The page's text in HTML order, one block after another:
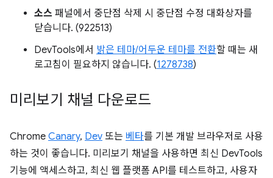
소스 패널에서 중단점 삭제 시 중단점 수정 대화상자를
닫습니다. (922513)
DevTools에서 밝은 테마/어두운 테마를 전환할 때는 새
로고침이 필요하지 않습니다. (1278738)
미리보기 채널 다운로드
Chrome Canary, Dev 또는 베타를 기본 개발 브라우저로 사용
하는 것이 좋습니다. 미리보기 채널을 사용하면 최신 DevTools
기능에 액세스하고, 최신 웹 플랫폼 API를 테스트하고, 사용자